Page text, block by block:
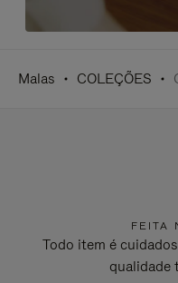
Malas COLEÇÕES
FEITA
Todo item é
qualidade